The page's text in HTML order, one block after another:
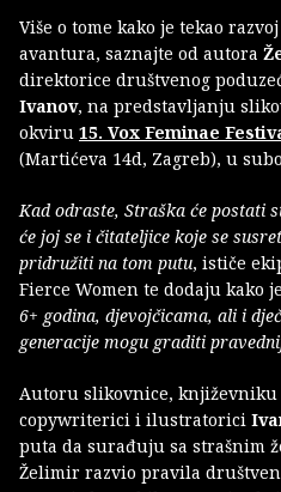
Više o tome kako je tekao
avantura, saznajte od autora
direktorice društvenog
Ivanov, na predstavljanju
okviru 15. Vox Feminae
(Martićeva 14d, Zagreb), u
Kad odraste, Straška će postati
će joj se i čitateljice koje se
pridružiti na tom putu, ističe
Fierce Women te dodaju kako je
6+ godina, djevojčicama, ali i
generacije mogu graditi
Autoru slikovnice, književniku
copywriterici i ilustratorici
puta da surađuju sa strašnim
Želimir razvio pravila